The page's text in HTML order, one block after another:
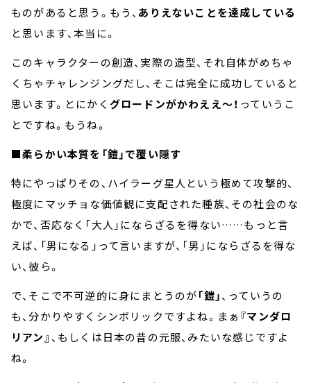
ものがあると思う。もう、 ありえないことを達成している
と思います、本当に。
このキャラクターの創造、実際の造型、それ自体がめちゃ
くちゃチャレンジングだし、そこは完全に成功していると
思います。とにかく グロードンがかわええ～！ っていうこ
とですね。もうね。
■柔らかい本質を「鎧」で覆い隠す
特にやっぱりその、ハイラーグ星人という極めて攻撃的、
極度にマッチョな価値観に支配された種族、その社会のな
かで、否応なく「大人」にならざるを得ない……もっと言
えば、「男になる」って言いますが、「男」にならざるを得な
い、彼ら。
で、そこで不可逆的に身にまとうのが「鎧」、っていうの
も、分かりやすくシンボリックですよね。まぁ 『マンダロ
リアン』 、もしくは日本の昔の元服、みたいな感じですよ
ね。